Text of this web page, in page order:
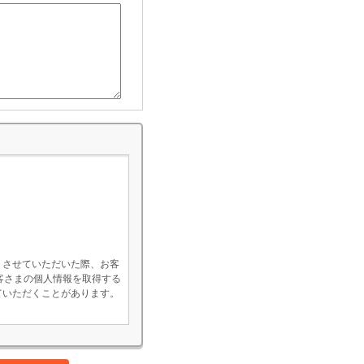
せていただいた際、お客
まの個人情報を取得する
ただくことがあります。